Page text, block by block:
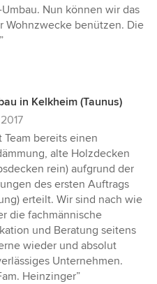
Nun können wir das
Wohnzwecke benützen. Die
in Kelkheim (Taunus)
Team bereits einen
alte Holzdecken
rein) aufgrund der
des ersten Auftrags
erteilt. Wir sind nach wie
die fachmännische
und Beratung seitens
wieder und absolut
Unternehmen.
Heinzinger”